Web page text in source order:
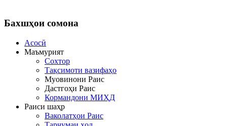
Бахшҳои сомона
Асосӣ
Маъмурият
Сохтор
Тақсимоти вазифаҳо
Муовинони Раис
Дастгоҳи Раис
Кормандони МИҲД
Раиси шаҳр
Ваколатҳои Раис